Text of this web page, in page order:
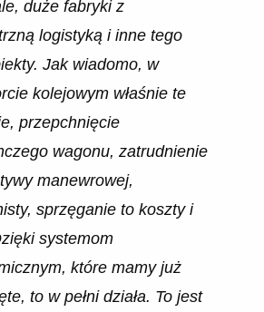
duże fabryki z
logistyką i inne tego
Jak wiadomo, w
kolejowym właśnie te
przepchnięcie
wagonu, zatrudnienie
manewrowej,
sprzęganie to koszty i
systemom
które mamy już
to w pełni działa. To jest